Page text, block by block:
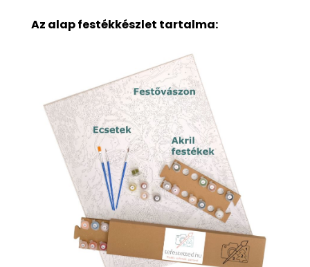
Az alap festékkészlet tartalma: